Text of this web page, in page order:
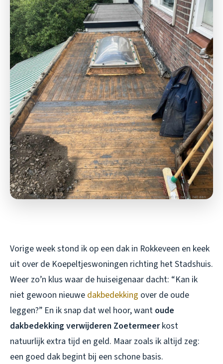
Vorige week stond ik op een dak in Rokkeveen en keek
uit over de Koepeltjeswoningen richting het Stadshuis.
Weer zo’n klus waar de huiseigenaar dacht: “Kan ik
niet gewoon nieuwe dakbedekking over de oude
leggen?” En ik snap dat wel hoor, want oude
dakbedekking verwijderen Zoetermeerkost
natuurlijk extra tijd en geld. Maar zoals ik altijd zeg:
een goed dak begint bij een schone basis.